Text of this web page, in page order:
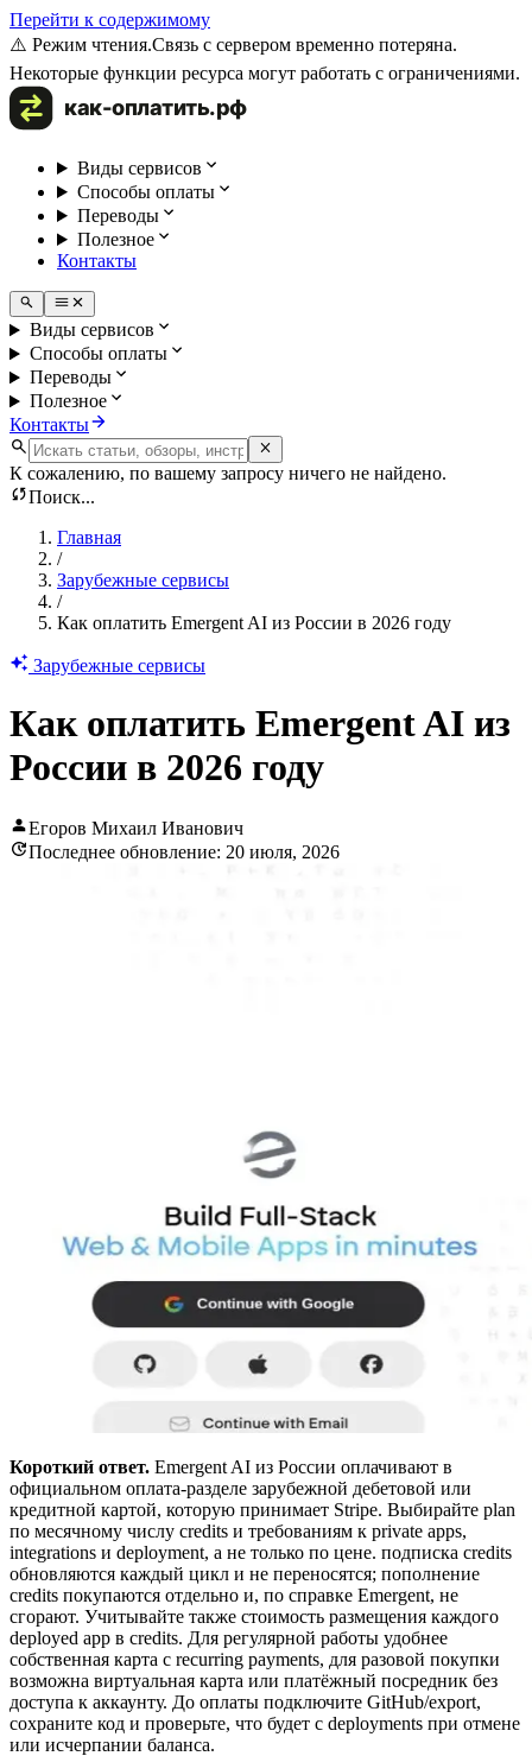
Перейти к содержимому
⚠️ Режим чтения.Связь с сервером временно потеряна.
Некоторые функции ресурса могут работать с ограничениями.
Виды сервисов
Способы оплаты
Переводы
Полезное
Контакты
Виды сервисов
Способы оплаты
Переводы
Полезное
Контакты
К сожалению, по вашему запросу ничего не найдено.
Поиск...
Главная
/
Зарубежные сервисы
/
Как оплатить Emergent AI из России в 2026 году
Зарубежные сервисы
Как оплатить Emergent AI из
России в 2026 году
Егоров Михаил Иванович
Последнее обновление: 20 июля, 2026
Короткий ответ. Emergent AI из России оплачивают в
официальном оплата-разделе зарубежной дебетовой или
кредитной картой, которую принимает Stripe. Выбирайте plan
по месячному числу credits и требованиям к private apps,
integrations и deployment, а не только по цене. подписка credits
обновляются каждый цикл и не переносятся; пополнение
credits покупаются отдельно и, по справке Emergent, не
сгорают. Учитывайте также стоимость размещения каждого
deployed app в credits. Для регулярной работы удобнее
собственная карта с recurring payments, для разовой покупки
возможна виртуальная карта или платёжный посредник без
доступа к аккаунту. До оплаты подключите GitHub/export,
сохраните код и проверьте, что будет с deployments при отмене
или исчерпании баланса.